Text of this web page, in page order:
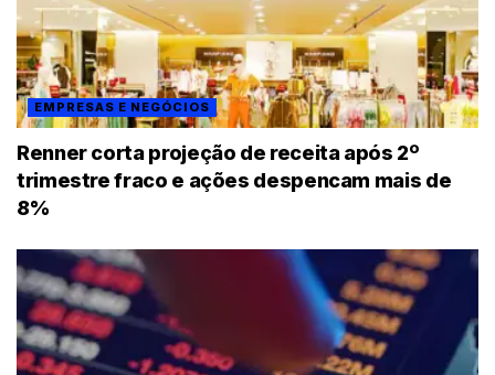
EMPRESAS E NEGÓCIOS
Renner corta projeção de receita após 2º
trimestre fraco e ações despencam mais de
8%